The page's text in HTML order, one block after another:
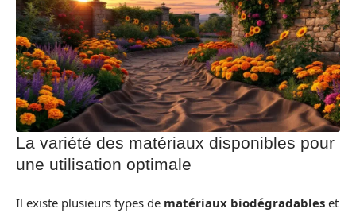
La variété des matériaux disponibles pour
une utilisation optimale
Il existe plusieurs types de matériaux biodégradables et